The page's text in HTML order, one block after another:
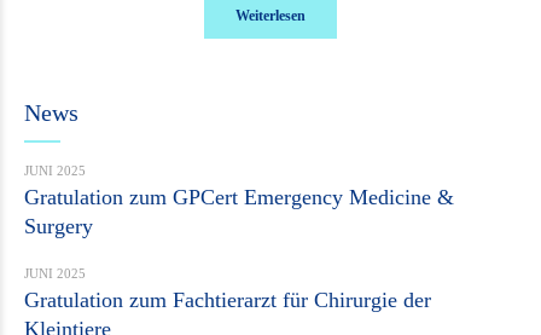
Weiterlesen
News
JUNI 2025
Gratulation zum GPCert Emergency Medicine &
Surgery
JUNI 2025
Gratulation zum Fachtierarzt für Chirurgie der
Kleintiere